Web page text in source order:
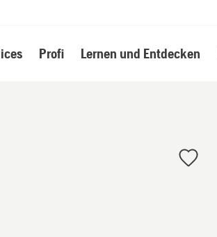
Profi Lernen und Entdecken